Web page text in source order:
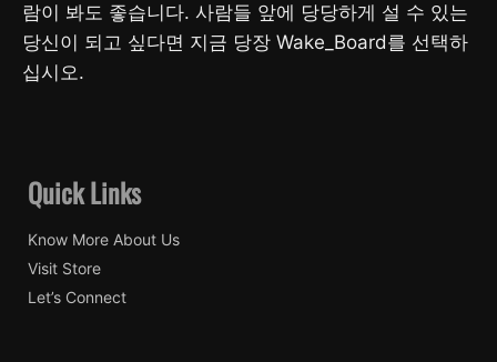
람이 봐도 좋습니다. 사람들 앞에 당당하게 설 수 있는
당신이 되고 싶다면 지금 당장 Wake_Board를 선택하
십시오.
Quick Links
Know More About Us
Visit Store
Let’s Connect